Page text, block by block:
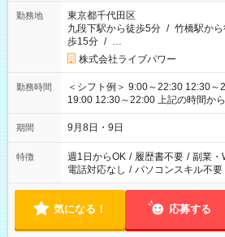
勤務地
東京都千代田区
九段下駅から徒歩5分 / 竹橋駅か
歩15分 / …
株式会社ライブパワー
勤務時間
＜シフト例＞ 9:00～22:30 12:30
19:00 12:30～22:00 上記の時間から好きな時間を選べます！ ※
時間は変更となる可能性があります
期間 9月8日・9日
特徴 週1日からOK / 履歴書不要 / 副業・
電話対応なし / パソコンスキル不要
気になる！ 応募する